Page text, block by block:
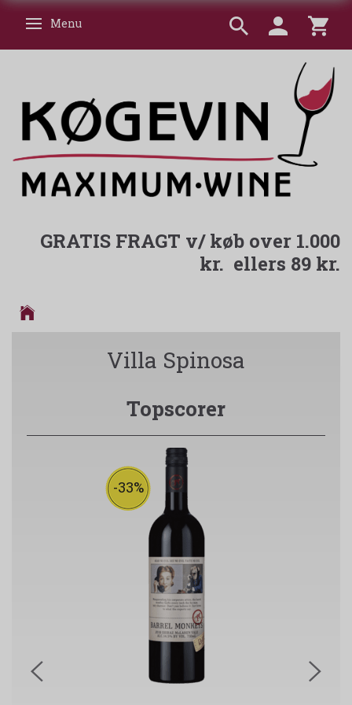
Skifte navigation
Menu
GRATIS FRAGT v/ køb over 1.000
kr. ellers 89 kr.
Villa Spinosa
Topscorer
-33%